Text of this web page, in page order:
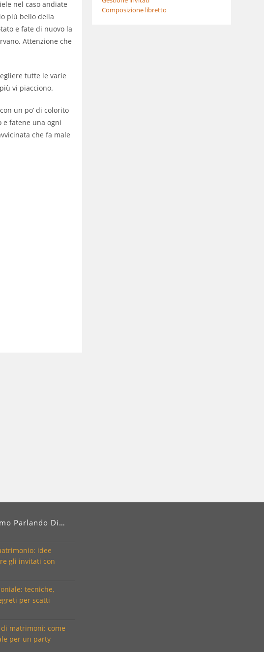
nel caso andiate
più bello della
e fate di nuovo la
Attenzione che
tutte le varie
vi piacciono.
un po’ di colorito
e fatene una ogni
che fa male
Composizione libretto
Parlando Di…
idee
gli invitati con
tecniche,
per scatti
matrimoni: come
per un party